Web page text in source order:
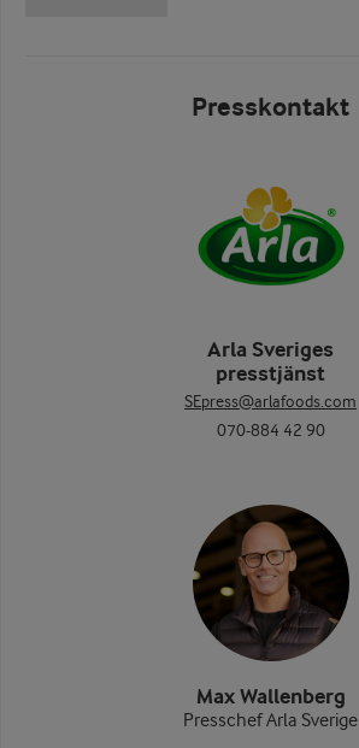
Presskontakt
Arla Sveriges
presstjänst
SEpress@arlafoods.com
070-884 42 90
Max Wallenberg
Presschef Arla Sverige